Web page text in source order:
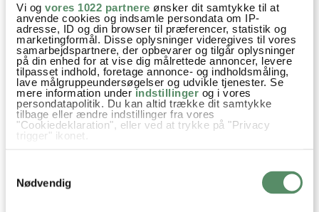
Vi og vores 1022 partnere ønsker dit samtykke til at
anvende cookies og indsamle persondata om IP-
adresse, ID og din browser til præferencer, statistik og
marketingformål. Disse oplysninger videregives til vores
samarbejdspartnere, der opbevarer og tilgår oplysninger
på din enhed for at vise dig målrettede annoncer, levere
tilpasset indhold, foretage annonce- og indholdsmåling,
lave målgruppeundersøgelser og udvikle tjenester. Se
mere information underindstillinger og i vores
persondatapolitik. Du kan altid trække dit samtykke
tilbage eller ændre indstillinger fra vores
"Cookiedeklaration", eller ved at trykke på "Privacy
trigger" ikonet.
Indsamle præcise oplysninger om din placering,
der kan være nøjagtig inden for få meter
Identificere din enhed baseret på en scanning af
Nødvendig
PIZZA MARGHERITA MED
BASILIKUM
VEGETARBURGER MED
RØDBEDEBØFFER
Aftensmad Nem Hverdagsmad